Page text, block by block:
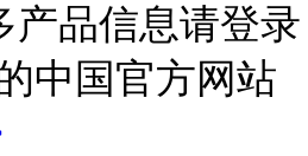
产品信息请登录
中国官方网站